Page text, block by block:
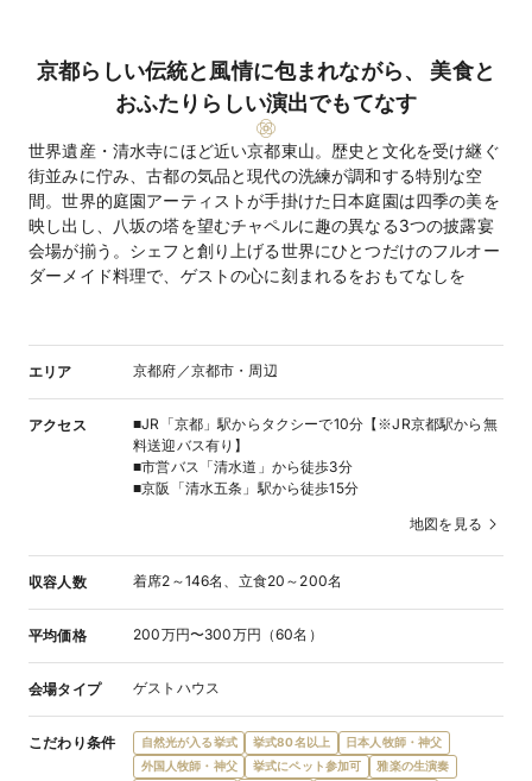
京都らしい伝統と風情に包まれながら、 美食と
おふたりらしい演出でもてなす
世界遺産・清水寺にほど近い京都東山。歴史と文化を受け継ぐ
街並みに佇み、古都の気品と現代の洗練が調和する特別な空
間。世界的庭園アーティストが手掛けた日本庭園は四季の美を
映し出し、八坂の塔を望むチャペルに趣の異なる3つの披露宴
会場が揃う。シェフと創り上げる世界にひとつだけのフルオー
ダーメイド料理で、ゲストの心に刻まれるをおもてなしを
エリア 京都府／京都市・周辺
アクセス
■JR「京都」駅からタクシーで10分【※JR京都駅から無
料送迎バス有り】
■市営バス「清水道」から徒歩3分
■京阪「清水五条」駅から徒歩15分
地図を見る
収容人数 着席2～146名、立食20～200名
平均価格 200万円〜300万円（60名）
会場タイプ ゲストハウス
こだわり条件 自然光が入る挙式 挙式80名以上
日本人牧師・神父
外国人牧師・神父
挙式にペット参加可
雅楽の生演奏